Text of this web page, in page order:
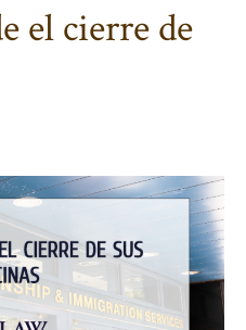
el cierre de